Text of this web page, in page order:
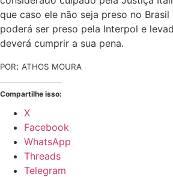
que caso ele não seja preso no
poderá ser preso pela Interpol e
deverá cumprir a sua pena.
POR: ATHOS MOURA
Compartilhe isso:
X
Facebook
WhatsApp
Threads
Telegram